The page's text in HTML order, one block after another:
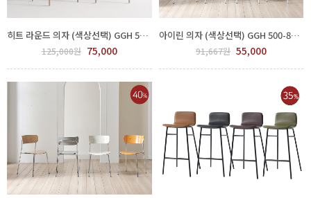
히트 라운드 의자 (색상선택) GGH 500-82-1
125,000원 75,000
아이린 의자 (색상선택) GGH 500-83-1
91,667원 55,000